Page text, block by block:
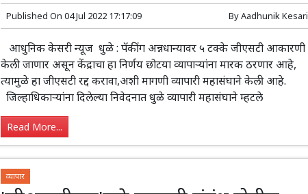
Published On 04 Jul 2022 17:17:09 ByAadhunik Kesari
आधुनिक केसरी न्यूज धुळे : पॅकींग अन्नधान्यावर ५ टक्के जीएसटी आकारणी
केली जाणार असून केंद्राचा हा निर्णय छोटया व्यापाऱ्यांना मारक ठरणार आहे,
त्यामुळे हा जीएसटी रद्द करावा,अशी मागणी व्यापारी महासंघाने केली आहे.
जिल्हाधिकाऱ्यांना दिलेल्या निवेदनात धुळे व्यापारी महासंघाने म्हटले
Read More...
व्यापार